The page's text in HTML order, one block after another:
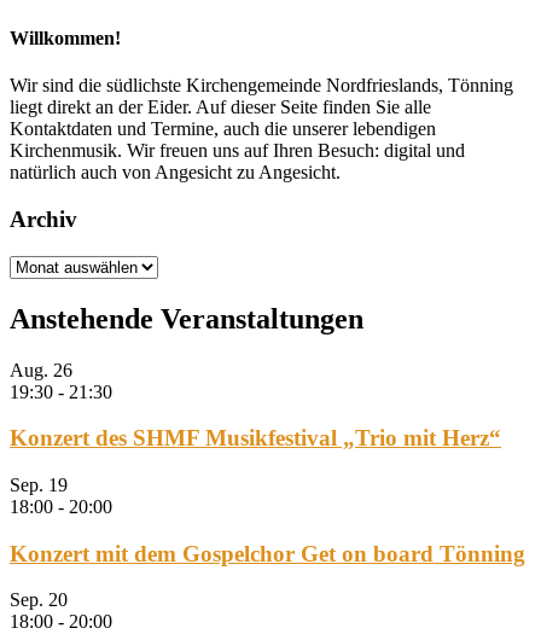
Willkommen!
Wir sind die südlichste Kirchengemeinde Nordfrieslands, Tönning
liegt direkt an der Eider. Auf dieser Seite finden Sie alle
Kontaktdaten und Termine, auch die unserer lebendigen
Kirchenmusik. Wir freuen uns auf Ihren Besuch: digital und
natürlich auch von Angesicht zu Angesicht.
Archiv
Archiv
Anstehende Veranstaltungen
Aug. 26
19:30 - 21:30
Konzert des SHMF Musikfestival „Trio mit Herz“
Sep. 19
18:00 - 20:00
Konzert mit dem Gospelchor Get on board Tönning
Sep. 20
18:00 - 20:00